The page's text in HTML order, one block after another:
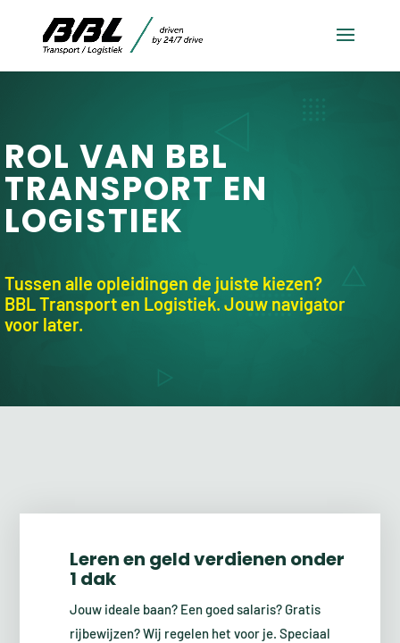
ROL VAN BBL
TRANSPORT EN
LOGISTIEK
Tussen alle opleidingen de juiste kiezen?
BBL Transport en Logistiek. Jouw navigator
voor later.
Leren en geld verdienen onder
1 dak
Jouw ideale baan? Een goed salaris? Gratis
rijbewijzen? Wij regelen het voor je. Speciaal